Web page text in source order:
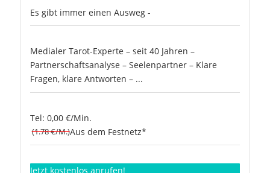
Es gibt immer einen Ausweg -
Medialer Tarot-Experte – seit 40 Jahren –
Partnerschaftsanalyse – Seelenpartner – Klare
Fragen, klare Antworten – ...
Tel: 0,00 €/Min.
(1.78 €/M.)Aus dem Festnetz*
Jetzt kostenlos anrufen!